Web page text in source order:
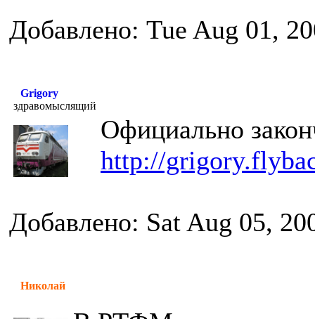
Добавлено: Tue Aug 01,
Grigory
здравомыслящий
Официально
http://
Добавлено: Sat Aug 05,
Николай